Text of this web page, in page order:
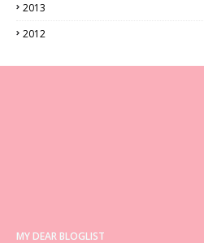
2013
2012
MY DEAR BLOGLIST